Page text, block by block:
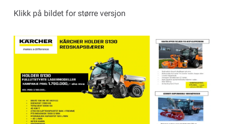
Klikk på bildet for større versjon